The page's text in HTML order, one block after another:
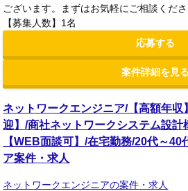
ございます。まずはお気軽にご相談くださ
【募集人数】1名
応募する
案件詳細を見る
ネットワークエンジニア/【高額年
迎】/商社ネットワークシステム設計
【WEB面談可】/在宅勤務/20代～
ア案件・求人
ネットワークエンジニアの案件・求人